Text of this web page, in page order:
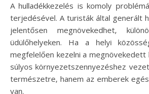
A hulladékkezelés is komoly
terjedésével. A turisták által generált
jelentősen megnövekedhet,
üdülőhelyeken. Ha a helyi
megfelelően kezelni a megnövekedett
súlyos környezetszennyezéshez
természetre, hanem az emberek
van.